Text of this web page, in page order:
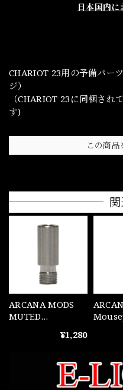
日本国内に
CHARIOT 23用の予備パ
ジ）
（CHARIOT 23に同梱さ
す)
この商品
ARCANA MODS
MUTED
¥1,280